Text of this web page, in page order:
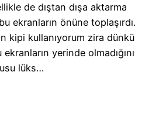
de dıştan dışa aktarma
ekranların önüne toplaşırdı.
kipi kullanıyorum zira dünkü
yerinde olmadığını
lüks…